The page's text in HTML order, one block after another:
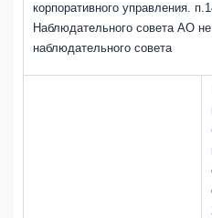
корпоративного управления. п.
Наблюдательного совета АО
наблюдательного совета